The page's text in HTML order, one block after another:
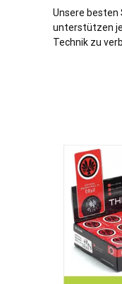
Unsere besten
unterstützen
Technik zu